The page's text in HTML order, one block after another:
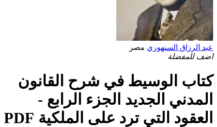
عبد الرزاق السنهوري مصر
اضف للمفضلة
كتاب الوسيط في شرح القانون
المدني الجديد الجزء الرابع -
العقود التي ترد على الملكية PDF